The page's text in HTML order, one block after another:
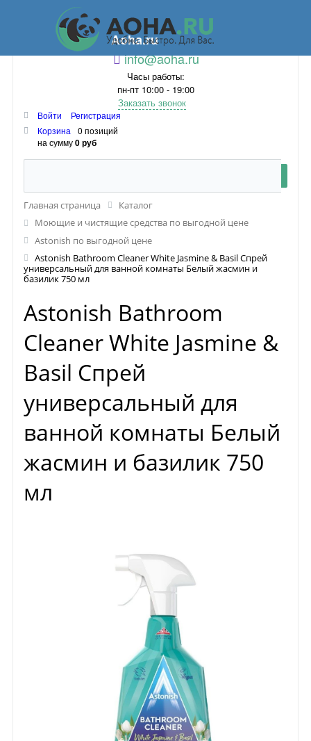
Aoha.ru
info@aoha.ru
Часы работы:
пн-пт 10:00 - 19:00
Заказать звонок
Войти
Регистрация
Корзина
0 позиций
на сумму0 руб
Главная страница
Каталог
Моющие и чистящие средства по выгодной цене
Astonish по выгодной цене
Astonish Bathroom Cleaner White Jasmine & Basil Спрей
универсальный для ванной комнаты Белый жасмин и
базилик 750 мл
Astonish Bathroom
Cleaner White Jasmine &
Basil Спрей
универсальный для
ванной комнаты Белый
жасмин и базилик 750
мл